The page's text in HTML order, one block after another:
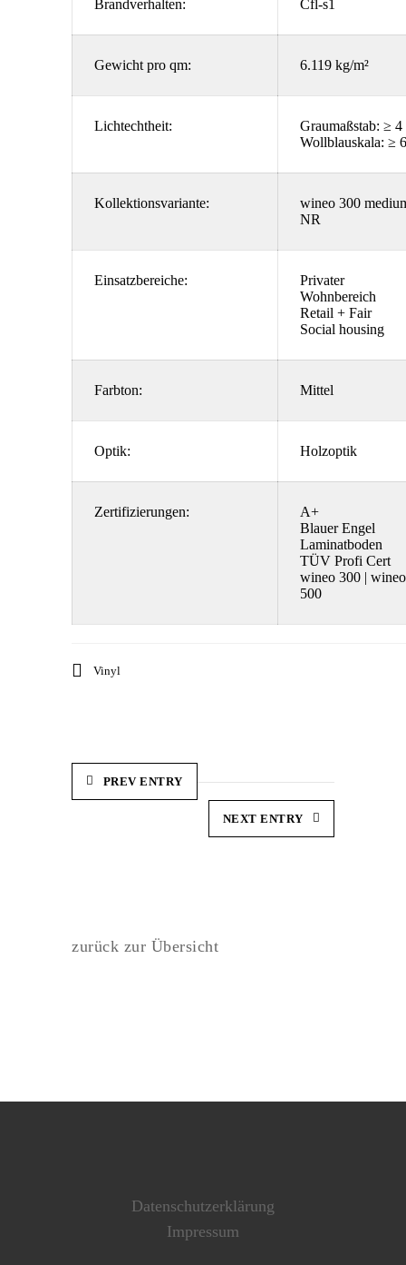
Brandverhalten: Cfl-s1
Gewicht pro qm: 6.119 kg/m²
Lichtechtheit:
Graumaßstab: ≥ 4
Wollblauskala: ≥ 6
Kollektionsvariante:
wineo 300
NR
Einsatzbereiche:
Privater
Wohnbereich
Retail + Fair
Social housing
Farbton: Mittel
Optik: Holzoptik
Zertifizierungen:
A+
Blauer Engel
Laminatboden
TÜV Profi Cert
wineo 300 | wineo
500
Vinyl
PREV ENTRY
NEXT ENTRY
zurück zur Übersicht
Datenschutzerklärung
Impressum